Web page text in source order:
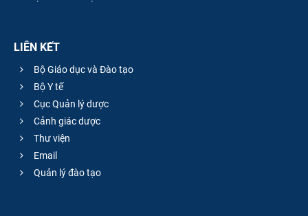
LIÊN KẾT
Bộ Giáo dục và Đào tạo
Bộ Y tế
Cục Quản lý dược
Cảnh giác dược
Thư viện
Email
Quản lý đào tạo